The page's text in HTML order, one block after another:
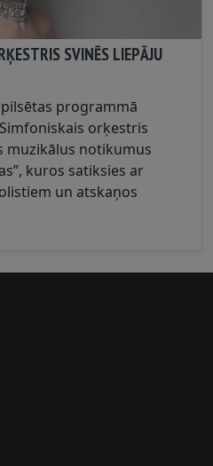
SVINĒS LIEPĀJU
programmā
Simfoniskais orķestris
muzikālus notikumus
kuros satiksies ar
un atskaņos